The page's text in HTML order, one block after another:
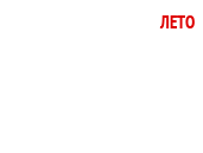
ЛЕТО